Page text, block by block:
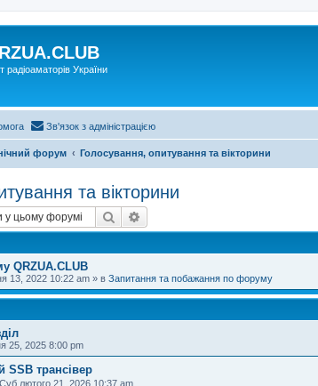
радіоаматорів України
Зв'язок з адміністрацією
форум Голосування, опитування та вікторини
та вікторини
Пошук
QRZUA.CLUB
13, 2022 10:22 am » в Запитання та побажання по форуму
25, 2025 8:00 pm
SSB трансівер
Суб лютого 21, 2026 10:37 am